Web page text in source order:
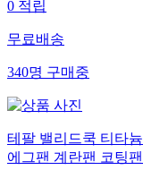
0적립
무료배송
340명구매중
테팔 밸리드쿡 티타
에그팬 계란팬 코팅